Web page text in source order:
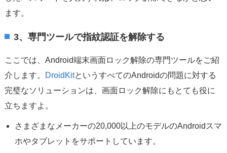
ます。
3、専門ツールで指紋認証を解除する
ここでは、Android端末画面ロック解除の専門ツールをご紹
介します。
DroidKitというすべてのAndroidの問題に対する
完璧なソリューションは、画面ロック解除にもとても役に
立ちますよ。
さまざまなメーカーの20,000以上のモデルのAndroidスマ
ホやタブレットをサポートしています。